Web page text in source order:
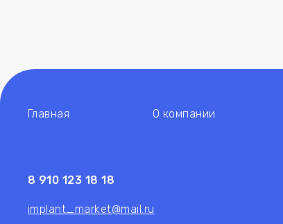
Главная О компании
8 910 123 18 18
implant_market@mail.ru